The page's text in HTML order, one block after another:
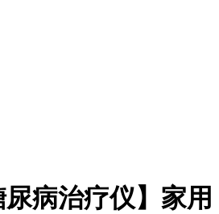
尿病治疗仪】家用